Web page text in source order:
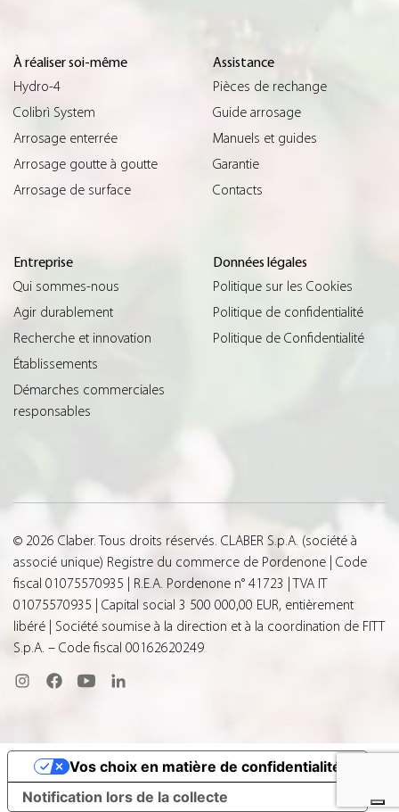
À réaliser soi-même
Hydro-4
Colibrì System
Arrosage enterrée
Arrosage goutte à goutte
Arrosage de surface
Assistance
Pièces de rechange
Guide arrosage
Manuels et guides
Garantie
Contacts
Entreprise
Qui sommes-nous
Agir durablement
Recherche et innovation
Établissements
Démarches commerciales
responsables
Données légales
Politique sur les Cookies
Politique de confidentialité
Politique de Confidentialité
© 2026 Claber. Tous droits réservés. CLABER S.p.A. (société à
associé unique) Registre du commerce de Pordenone | Code
fiscal 01075570935 | R.E.A. Pordenone n° 41723 | TVA IT
01075570935 | Capital social 3 500 000,00 EUR, entièrement
libéré | Société soumise à la direction et à la coordination de FITT
S.p.A. – Code fiscal 00162620249
Notification lors de la collecte
Vos choix en matière de confidentialité